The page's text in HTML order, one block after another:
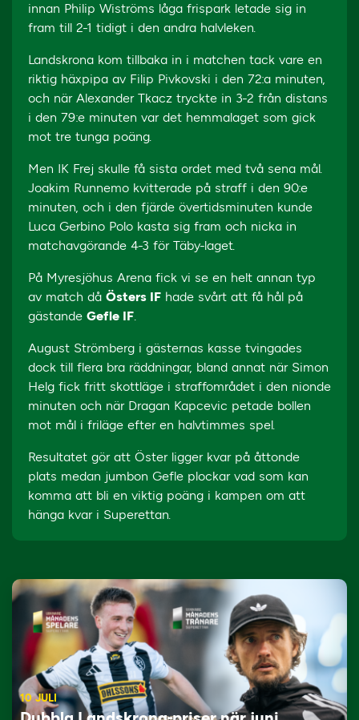
innan Philip Wiströms låga frispark letade sig in
fram till 2-1 tidigt i den andra halvleken.
Landskrona kom tillbaka in i matchen tack vare en
riktig häxpipa av Filip Pivkovski i den 72:a minuten,
och när Alexander Tkacz tryckte in 3-2 från distans
i den 79:e minuten var det hemmalaget som gick
mot tre tunga poäng.
Men IK Frej skulle få sista ordet med två sena mål.
Joakim Runnemo kvitterade på straff i den 90:e
minuten, och i den fjärde övertidsminuten kunde
Luca Gerbino Polo kasta sig fram och nicka in
matchavgörande 4-3 för Täby-laget.
På Myresjöhus Arena fick vi se en helt annan typ
av match då Östers IF hade svårt att få hål på
gästande Gefle IF.
August Strömberg i gästernas kasse tvingades
dock till flera bra räddningar, bland annat när Simon
Helg fick fritt skottläge i straffområdet i den nionde
minuten och när Dragan Kapcevic petade bollen
mot mål i friläge efter en halvtimmes spel.
Resultatet gör att Öster ligger kvar på åttonde
plats medan jumbon Gefle plockar vad som kan
komma att bli en viktig poäng i kampen om att
hänga kvar i Superettan.
10 JULI